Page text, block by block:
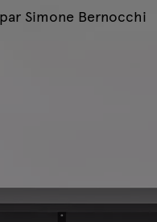
Simone Bernocchi